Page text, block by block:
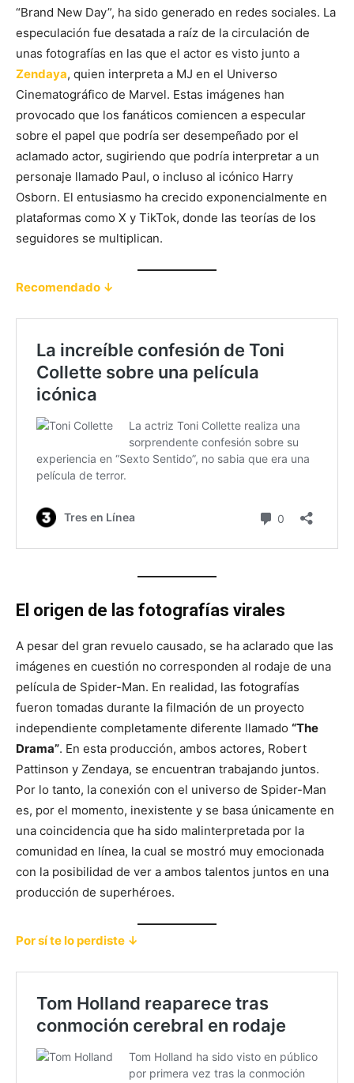
“Brand New Day”, ha sido generado en redes sociales. La
especulación fue desatada a raíz de la circulación de
unas fotografías en las que el actor es visto junto a
Zendaya, quien interpreta a MJ en el Universo
Cinematográfico de Marvel. Estas imágenes han
provocado que los fanáticos comiencen a especular
sobre el papel que podría ser desempeñado por el
aclamado actor, sugiriendo que podría interpretar a un
personaje llamado Paul, o incluso al icónico Harry
Osborn. El entusiasmo ha crecido exponencialmente en
plataformas como X y TikTok, donde las teorías de los
seguidores se multiplican.
Recomendado ↓
El origen de las fotografías virales
A pesar del gran revuelo causado, se ha aclarado que las
imágenes en cuestión no corresponden al rodaje de una
película de Spider-Man. En realidad, las fotografías
fueron tomadas durante la filmación de un proyecto
independiente completamente diferente llamado “The
Drama”. En esta producción, ambos actores, Robert
Pattinson y Zendaya, se encuentran trabajando juntos.
Por lo tanto, la conexión con el universo de Spider-Man
es, por el momento, inexistente y se basa únicamente en
una coincidencia que ha sido malinterpretada por la
comunidad en línea, la cual se mostró muy emocionada
con la posibilidad de ver a ambos talentos juntos en una
producción de superhéroes.
Por sí te lo perdiste ↓